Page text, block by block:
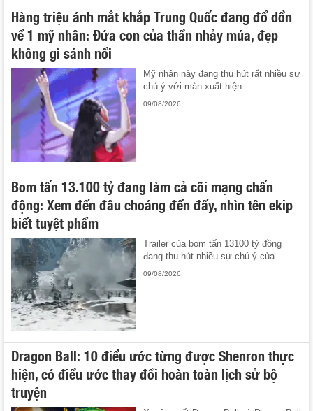
Hàng triệu ánh mắt khắp Trung Quốc đang đổ dồn
về 1 mỹ nhân: Đứa con của thần nhảy múa, đẹp
không gì sánh nổi
Mỹ nhân này đang thu hút rất nhiều sự
chú ý với màn xuất hiện ...
09/08/2026
Bom tấn 13.100 tỷ đang làm cả cõi mạng chấn
động: Xem đến đâu choáng đến đấy, nhìn tên ekip
biết tuyệt phẩm
Trailer của bom tấn 13100 tỷ đồng
đang thu hút nhiều sự chú ý của ...
09/08/2026
Dragon Ball: 10 điều ước từng được Shenron thực
hiện, có điều ước thay đổi hoàn toàn lịch sử bộ
truyện